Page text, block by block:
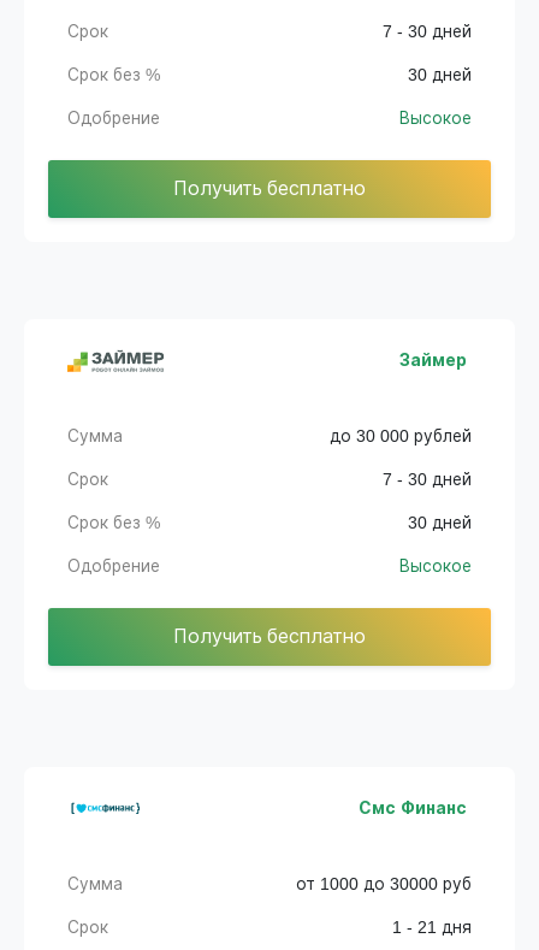
Срок 7 - 30 дней
Срок без % 30 дней
Одобрение Высокое
Получить бесплатно
Займер
Сумма до 30 000 рублей
Срок 7 - 30 дней
Срок без % 30 дней
Одобрение Высокое
Получить бесплатно
Смс Финанс
Сумма от 1000 до 30000 руб
Срок 1 - 21 дня